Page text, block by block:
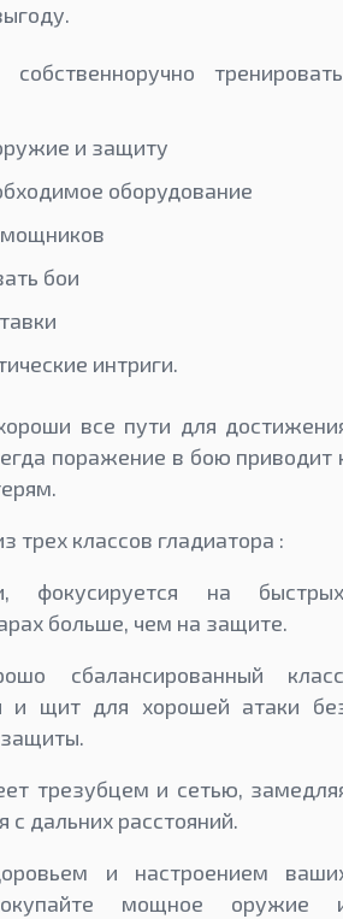
тренировать
и защиту
оборудование
бои
интриги.
все пути для
поражение в бою приводит
трех классов гладиатора :
фокусируется на
больше, чем на защите.
сбалансированный
и щит для хорошей атаки
трезубцем и сетью,
с дальних расстояний.
и настроением
мощное оружие